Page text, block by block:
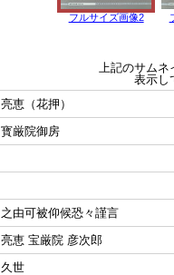
フルサイズ画像2
上記のサムネ
表示し
亮恵（花押）
寳厳院御房
之由可被仰候恐々謹言
亮恵 宝厳院 彦次郎
久世